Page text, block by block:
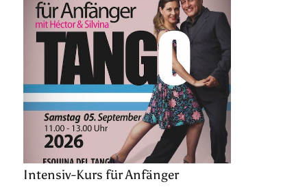
Intensiv-Kurs für Anfänger